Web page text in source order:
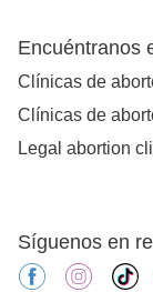
Encuéntranos
Clínicas de
Clínicas de
Legal abortion
Síguenos en
facebook